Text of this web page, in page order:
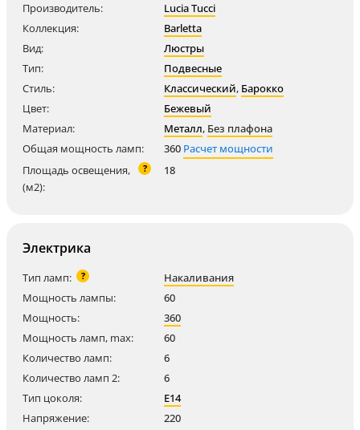
Производитель:
Lucia Tucci
Коллекция:
Barletta
Вид:
Люстры
Тип:
Подвесные
Стиль:
Классический, Барокко
Цвет:
Бежевый
Материал:
Металл, Без плафона
Общая мощность ламп:
360 Расчет мощности
Площадь освещения,
(м2):
? 18
Электрика
Тип ламп: ?
Накаливания
Мощность лампы:
60
Мощность:
360
Мощность ламп, max:
60
Количество ламп:
6
Количество ламп 2:
6
Тип цоколя:
E14
Напряжение:
220